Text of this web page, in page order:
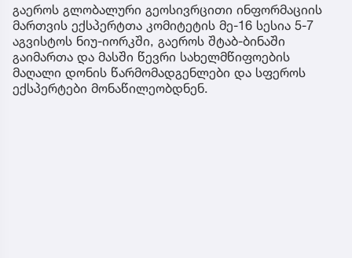
გაეროს გლობალური გეოსივრცითი ინფორმაციის
მართვის ექსპერტთა კომიტეტის მე-16 სესია 5-7
აგვისტოს ნიუ-იორკში, გაეროს შტაბ-ბინაში
გაიმართა და მასში წევრი სახელმწიფოების
მაღალი დონის წარმომადგენლები და სფეროს
ექსპერტები მონაწილეობდნენ.